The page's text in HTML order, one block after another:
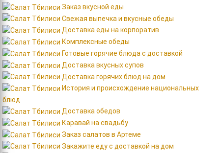
Заказ вкусной еды
Свежая выпечка и вкусные обеды
Доставка еды на корпоратив
Комплексные обеды
Готовые горячие блюда c доставкой
Доставка вкусных супов
Доставка горячих блюд на дом
История и происхождение национальных
блюд
Доставка обедов
Каравай на свадьбу
Заказ салатов в Артеме
Закажите еду с доставкой на дом